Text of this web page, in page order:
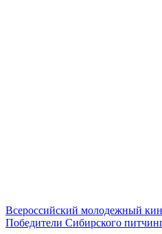
Всероссийский молодежный
Победители Сибирского